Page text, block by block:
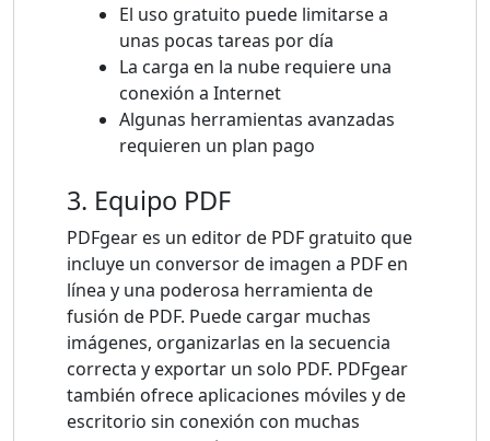
El uso gratuito puede limitarse a
unas pocas tareas por día
La carga en la nube requiere una
conexión a Internet
Algunas herramientas avanzadas
requieren un plan pago
3. Equipo PDF
PDFgear es un editor de PDF gratuito que
incluye un conversor de imagen a PDF en
línea y una poderosa herramienta de
fusión de PDF. Puede cargar muchas
imágenes, organizarlas en la secuencia
correcta y exportar un solo PDF. PDFgear
también ofrece aplicaciones móviles y de
escritorio sin conexión con muchas